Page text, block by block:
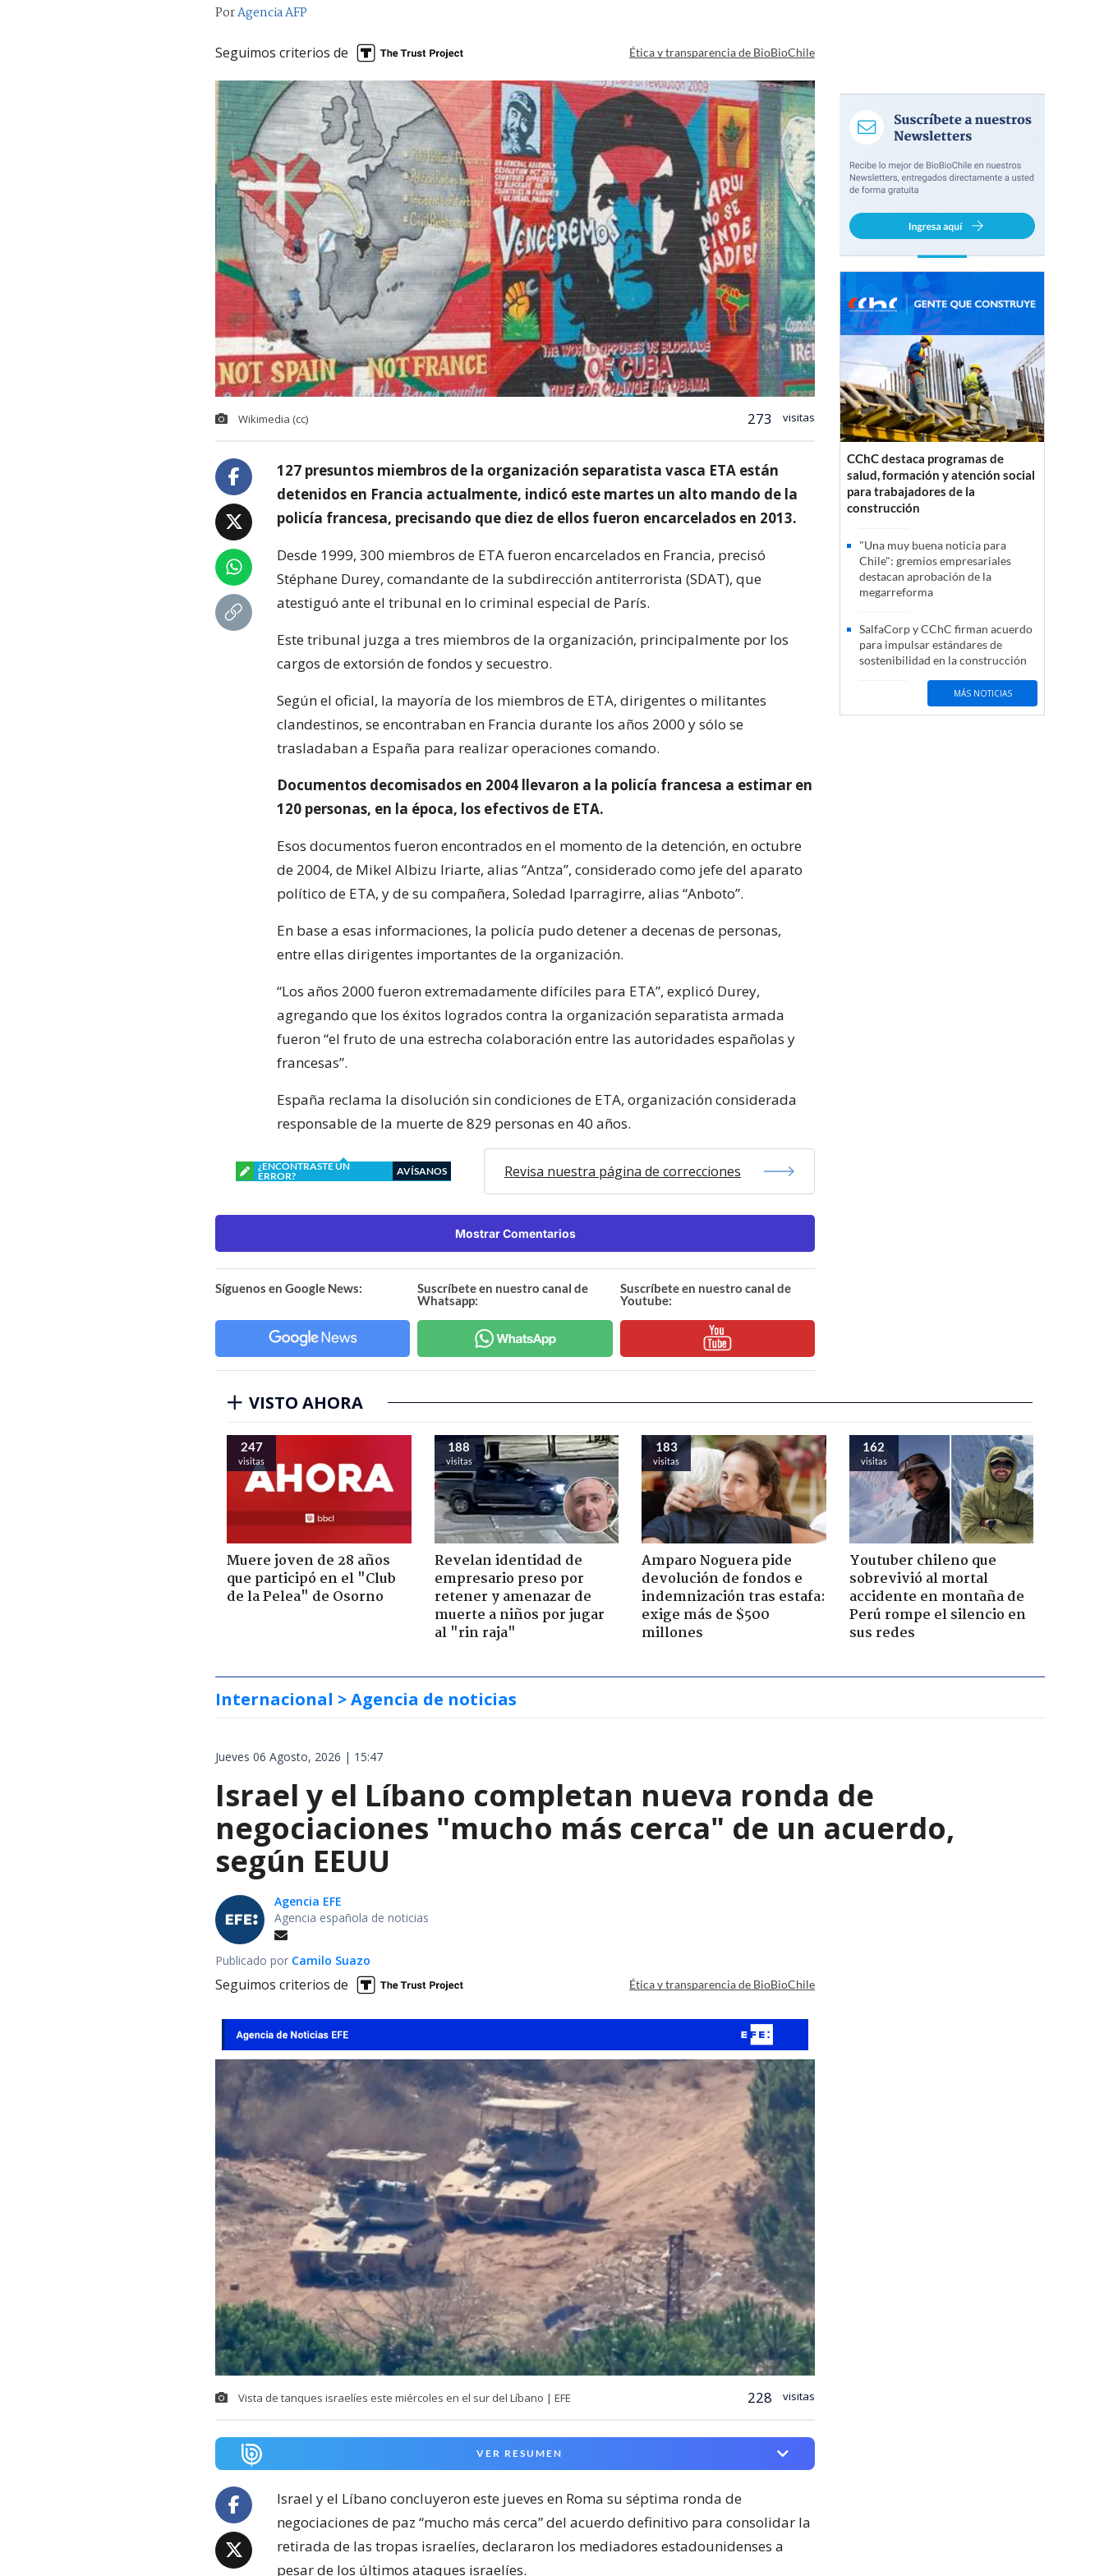
PorAgencia AFP
Seguimos criterios de Ética y transparencia de BioBioChile
Wikimedia (cc) 273 visitas
127 presuntos miembros de la organización separatista vasca ETA están
detenidos en Francia actualmente, indicó este martes un alto mando de la
policía francesa, precisando que diez de ellos fueron encarcelados en 2013.
Desde 1999, 300 miembros de ETA fueron encarcelados en Francia, precisó
Stéphane Durey, comandante de la subdirección antiterrorista (SDAT), que
atestiguó ante el tribunal en lo criminal especial de París.
Este tribunal juzga a tres miembros de la organización, principalmente por los
cargos de extorsión de fondos y secuestro.
Según el oficial, la mayoría de los miembros de ETA, dirigentes o militantes
clandestinos, se encontraban en Francia durante los años 2000 y sólo se
trasladaban a España para realizar operaciones comando.
Documentos decomisados en 2004 llevaron a la policía francesa a estimar en
120 personas, en la época, los efectivos de ETA.
Esos documentos fueron encontrados en el momento de la detención, en octubre
de 2004, de Mikel Albizu Iriarte, alias “Antza”, considerado como jefe del aparato
político de ETA, y de su compañera, Soledad Iparragirre, alias “Anboto”.
En base a esas informaciones, la policía pudo detener a decenas de personas,
entre ellas dirigentes importantes de la organización.
“Los años 2000 fueron extremadamente difíciles para ETA”, explicó Durey,
agregando que los éxitos logrados contra la organización separatista armada
fueron “el fruto de una estrecha colaboración entre las autoridades españolas y
francesas”.
España reclama la disolución sin condiciones de ETA, organización considerada
responsable de la muerte de 829 personas en 40 años.
¿ENCONTRASTE UN
ERROR?
AVÍSANOS Revisa nuestra página de correcciones
Mostrar Comentarios
Síguenos en Google News:
Suscríbete en nuestro canal de
Whatsapp:
Suscríbete en nuestro canal de
Youtube:
CChC destaca programas de
salud, formación y atención social
para trabajadores de la
construcción
"Una muy buena noticia para
Chile": gremios empresariales
destacan aprobación de la
megarreforma
SalfaCorp y CChC firman acuerdo
para impulsar estándares de
sostenibilidad en la construcción
MÁS NOTICIAS
VISTO AHORA
247
visitas
Muere joven de 28 años
que participó en el "Club
de la Pelea" de Osorno
188
visitas
Revelan identidad de
empresario preso por
retener y amenazar de
muerte a niños por jugar
al "rin raja"
183
visitas
Amparo Noguera pide
devolución de fondos e
indemnización tras estafa:
exige más de $500
millones
162
visitas
Youtuber chileno que
sobrevivió al mortal
accidente en montaña de
Perú rompe el silencio en
sus redes
Internacional > Agencia de noticias
Jueves 06 Agosto, 2026 | 15:47
Israel y el Líbano completan nueva ronda de
negociaciones "mucho más cerca" de un acuerdo,
según EEUU
Agencia EFE
Agencia española de noticias
Publicado por Camilo Suazo
Seguimos criterios de Ética y transparencia de BioBioChile
Vista de tanques israelíes este miércoles en el sur del Líbano | EFE 228 visitas
VER RESUMEN
Israel y el Líbano concluyeron este jueves en Roma su séptima ronda de
negociaciones de paz “mucho más cerca” del acuerdo definitivo para consolidar la
retirada de las tropas israelíes, declararon los mediadores estadounidenses a
pesar de los últimos ataques israelíes.